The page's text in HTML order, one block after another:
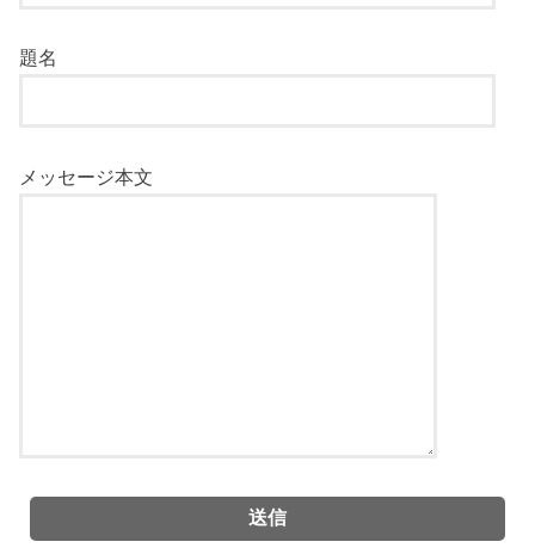
題名
メッセージ本文